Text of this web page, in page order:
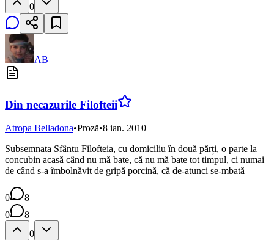
0
AB
Din necazurile Filofteii
Atropa Belladona•Proză•8 ian. 2010
Subsemnata Sfântu Filofteia, cu domiciliu în două părți, o parte la
concubin acasă când nu mă bate, că nu mă bate tot timpul, ci numai
de când s-a îmbolnăvit de gripă porcină, că de-atunci se-mbată
0
8
0
8
0